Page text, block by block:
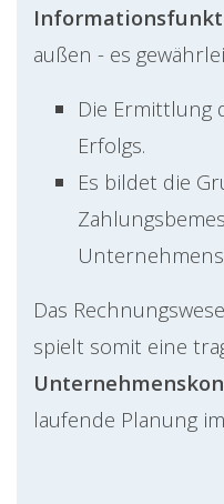
außen - es
Die Ermittlung
Erfolgs.
Es bildet die
Das
spielt somit eine
laufende Planung